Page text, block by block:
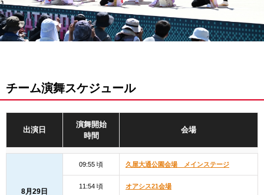
チーム演舞スケジュール
出演日
演舞開始
時間
会場
8月29日
09:55 頃 久屋大通公園会場 メインステージ
11:54 頃 オアシス21会場